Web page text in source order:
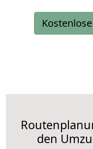
den